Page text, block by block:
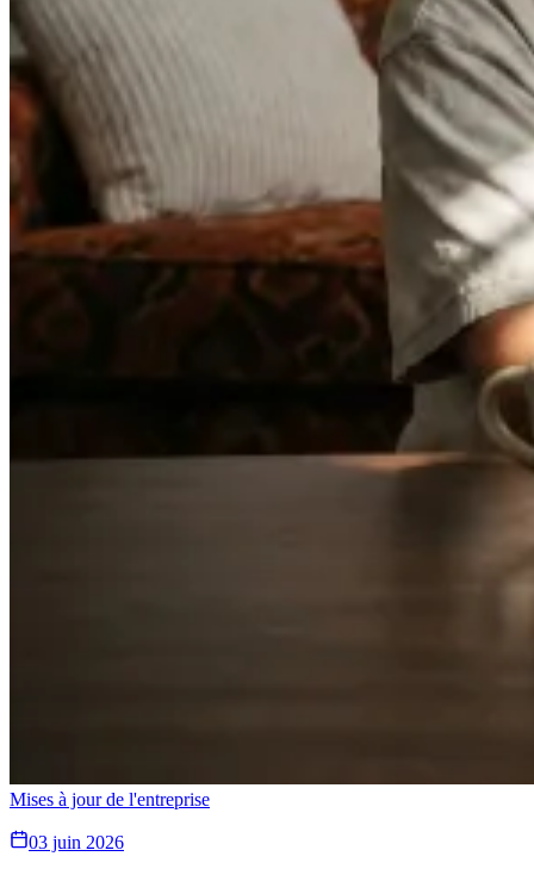
Mises à jour de l'entreprise
03 juin 2026